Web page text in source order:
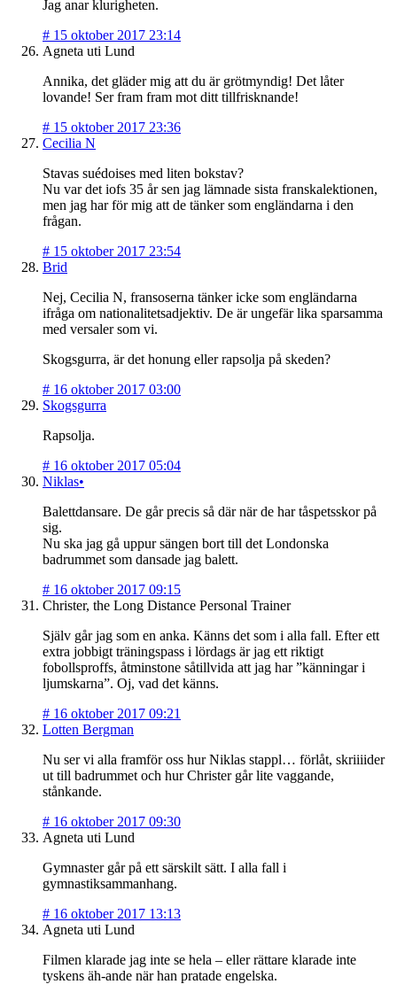
Jag anar klurigheten.
# 15 oktober 2017 23:14
Agneta uti Lund
Annika, det gläder mig att du är grötmyndig! Det låter
lovande! Ser fram fram mot ditt tillfrisknande!
# 15 oktober 2017 23:36
Cecilia N
Stavas suédoises med liten bokstav?
Nu var det iofs 35 år sen jag lämnade sista franskalektionen,
men jag har för mig att de tänker som engländarna i den
frågan.
# 15 oktober 2017 23:54
Brid
Nej, Cecilia N, fransoserna tänker icke som engländarna
ifråga om nationalitetsadjektiv. De är ungefär lika sparsamma
med versaler som vi.
Skogsgurra, är det honung eller rapsolja på skeden?
# 16 oktober 2017 03:00
Skogsgurra
Rapsolja.
# 16 oktober 2017 05:04
Niklas•
Balettdansare. De går precis så där när de har tåspetsskor på
sig.
Nu ska jag gå uppur sängen bort till det Londonska
badrummet som dansade jag balett.
# 16 oktober 2017 09:15
Christer, the Long Distance Personal Trainer
Själv går jag som en anka. Känns det som i alla fall. Efter ett
extra jobbigt träningspass i lördags är jag ett riktigt
fobollsproffs, åtminstone såtillvida att jag har ”känningar i
ljumskarna”. Oj, vad det känns.
# 16 oktober 2017 09:21
Lotten Bergman
Nu ser vi alla framför oss hur Niklas stappl… förlåt, skriiiider
ut till badrummet och hur Christer går lite vaggande,
stånkande.
# 16 oktober 2017 09:30
Agneta uti Lund
Gymnaster går på ett särskilt sätt. I alla fall i
gymnastiksammanhang.
# 16 oktober 2017 13:13
Agneta uti Lund
Filmen klarade jag inte se hela – eller rättare klarade inte
tyskens äh-ande när han pratade engelska.